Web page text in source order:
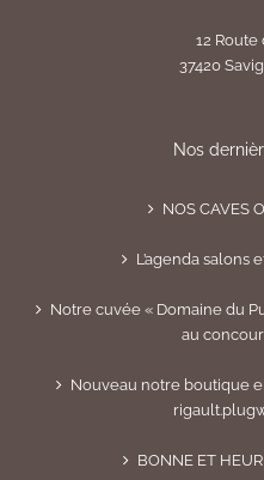
12 Route
37420
Nos
NOS CAVES
L’agenda salons
Notre cuvée « Domaine du
au
Nouveau notre boutique
BONNE ET